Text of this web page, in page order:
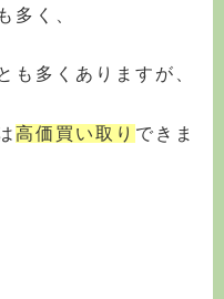
多く、
も多くありますが、
高価買い取り できま